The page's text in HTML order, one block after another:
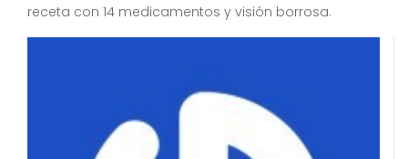
receta con 14 medicamentos y visión borrosa.